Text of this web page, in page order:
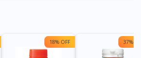
18% OFF 37%